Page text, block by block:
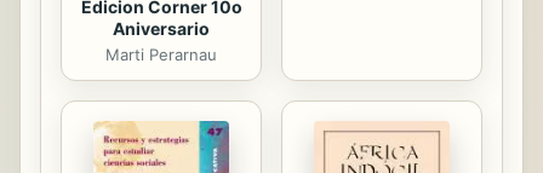
Edicion Corner 10o
Aniversario
Marti Perarnau